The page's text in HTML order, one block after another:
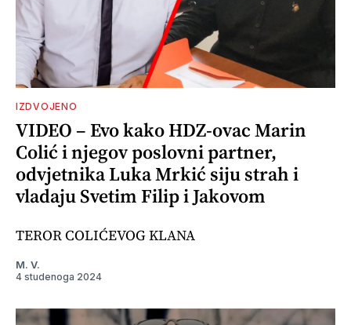
IZDVOJENO
VIDEO – Evo kako HDZ-ovac Marin
Colić i njegov poslovni partner,
odvjetnika Luka Mrkić siju strah i
vladaju Svetim Filip i Jakovom
TEROR COLIĆEVOG KLANA
M. V.
4 studenoga 2024